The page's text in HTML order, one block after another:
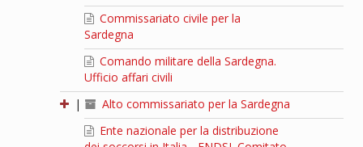
Commissariato civile per la
Sardegna
Comando militare della Sardegna.
Ufficio affari civili
|
Alto commissariato per la Sardegna
Ente nazionale per la distribuzione